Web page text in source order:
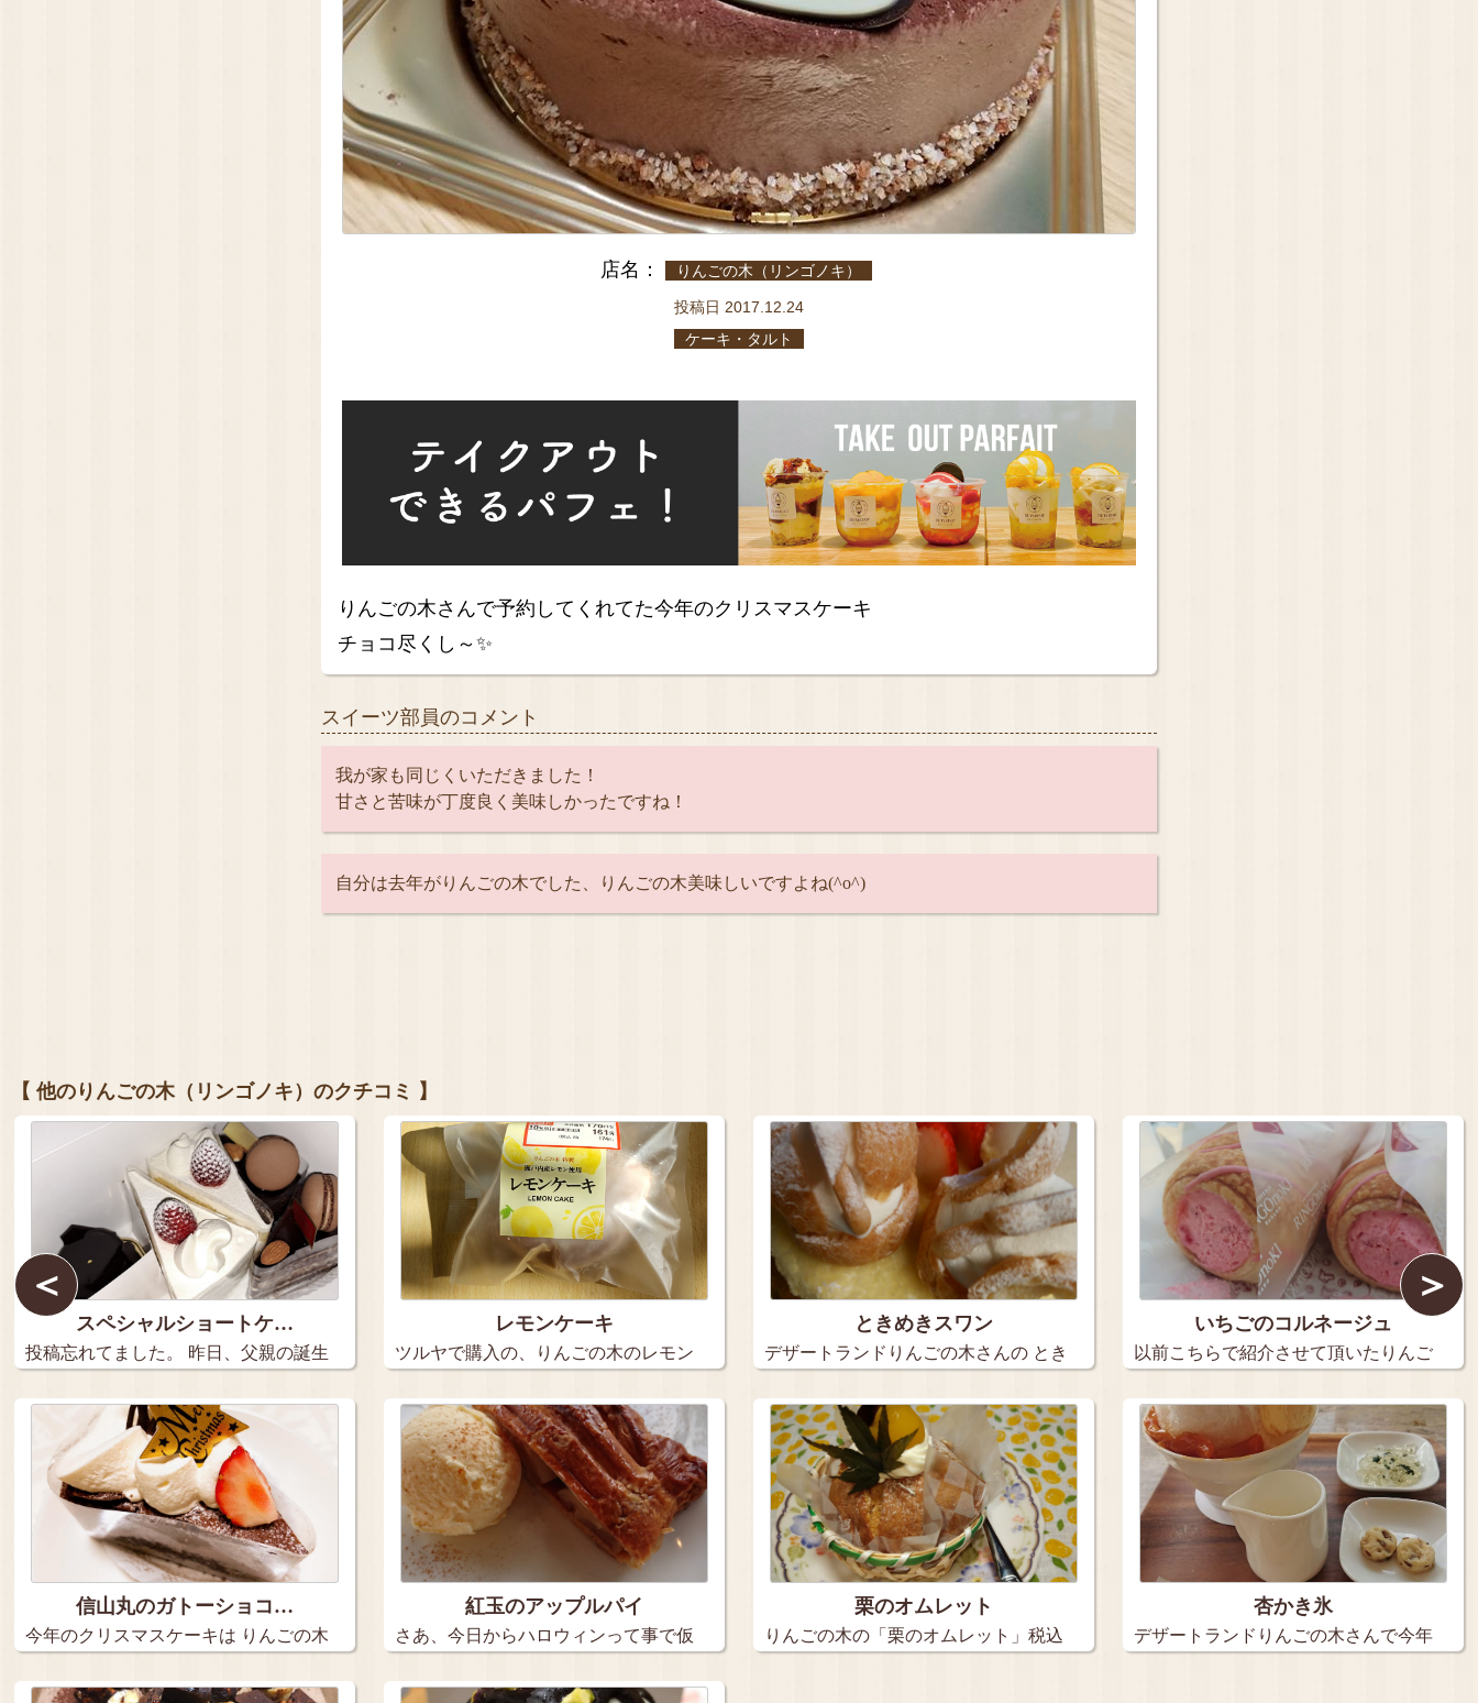
店名： りんごの木（リンゴノキ）
投稿日 2017.12.24
ケーキ・タルト
りんごの木さんで予約してくれてた今年のクリスマスケーキ
チョコ尽くし～✨
スイーツ部員のコメント
我が家も同じくいただきました！
甘さと苦味が丁度良く美味しかったですね！
自分は去年がりんごの木でした、りんごの木美味しいですよね(^o^)
＜ ＞
【 他のりんごの木（リンゴノキ）のクチコミ 】
スペシャルショートケ…
投稿忘れてました。 昨日、父親の誕生
レモンケーキ
ツルヤで購入の、りんごの木のレモン
ときめきスワン
デザートランドりんごの木さんの とき
いちごのコルネージュ
以前こちらで紹介させて頂いたりんご
信山丸のガトーショコ…
今年のクリスマスケーキは りんごの木
紅玉のアップルパイ
さあ、今日からハロウィンって事で仮
栗のオムレット
りんごの木の「栗のオムレット」税込
杏かき氷
デザートランドりんごの木さんで今年